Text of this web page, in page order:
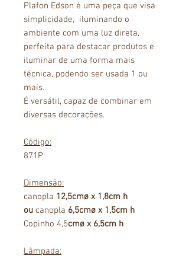
Plafon Edson é uma peça que visa
simplicidade, iluminando o
ambiente com uma luz direta,
perfeita para destacar produtos e
iluminar de uma forma mais
técnica, podendo ser usada 1 ou
mais.
É versátil, capaz de combinar em
diversas decorações.
Código:
871P
Dimensão:
canopla 12,5cmø x 1,8cm h
ou canopla 6,5cmø x 1,5cm h
Copinho 4,5cmø x 6,5cm h
Lâmpada: